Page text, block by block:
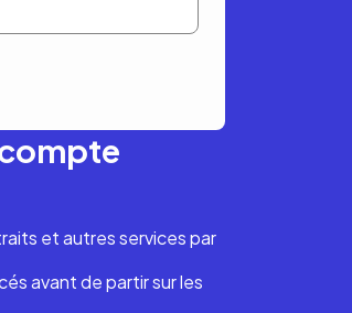
et autres services par
avant de partir sur les